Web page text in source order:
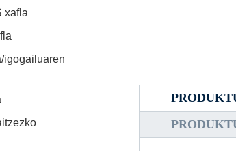
xafla
igogailuaren